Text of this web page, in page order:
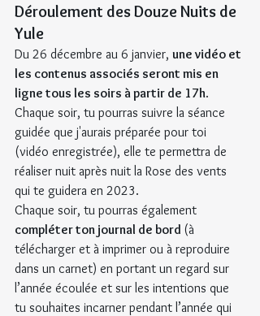
Déroulement des Douze Nuits de
Yule
Du 26 décembre au 6 janvier, une vidéo et
les contenus associés seront mis en
ligne tous les soirs à partir de 17h.
Chaque soir, tu pourras suivre la séance
guidée que j'aurais préparée pour toi
(vidéo enregistrée), elle te permettra de
réaliser nuit après nuit la Rose des vents
qui te guidera en 2023.
Chaque soir, tu pourras également
compléter ton journal de bord (à
télécharger et à imprimer ou à reproduire
dans un carnet) en portant un regard sur
l’année écoulée et sur les intentions que
tu souhaites incarner pendant l’année qui